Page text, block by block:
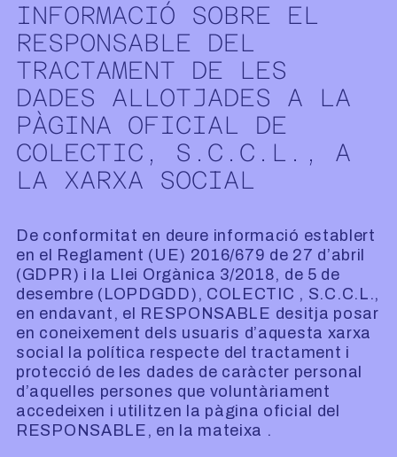
INFORMACIÓ SOBRE EL
RESPONSABLE DEL
TRACTAMENT DE LES
DADES ALLOTJADES A LA
PÀGINA OFICIAL DE
COLECTIC, S.C.C.L., A
LA XARXA SOCIAL
De conformitat en deure informació establert
en el Reglament (UE) 2016/679 de 27 d’abril
(GDPR) i la Llei Orgànica 3/2018, de 5 de
desembre (LOPDGDD), COLECTIC , S.C.C.L.,
en endavant, el RESPONSABLE desitja posar
en coneixement dels usuaris d’aquesta xarxa
social la política respecte del tractament i
protecció de les dades de caràcter personal
d’aquelles persones que voluntàriament
accedeixen i utilitzen la pàgina oficial del
RESPONSABLE, en la mateixa .